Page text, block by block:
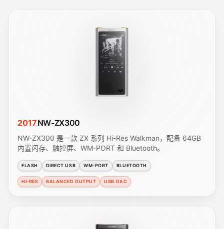
2017NW-ZX300
NW-ZX300 是一款 ZX 系列 Hi-Res Walkman，配备 64GB
内置闪存、触控屏、WM-PORT 和 Bluetooth。
FLASH DIRECT USB WM-PORT BLUETOOTH
HI-RES BALANCED OUTPUT USB DAC